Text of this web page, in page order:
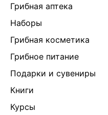
Грибная аптека
Наборы
Грибная косметика
Грибное питание
Подарки и сувениры
Книги
Курсы